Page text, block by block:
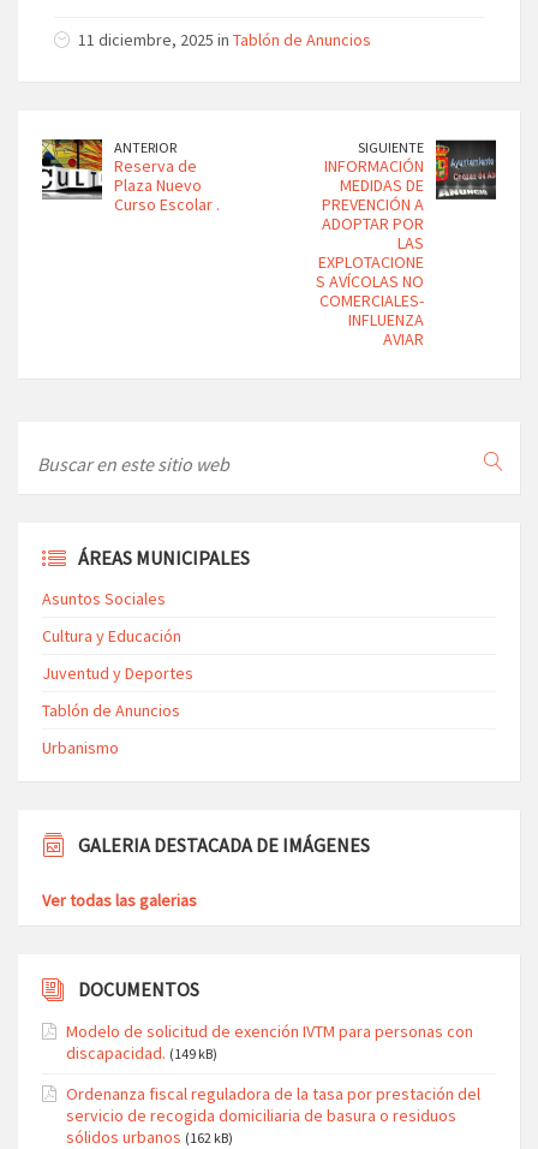
11 diciembre, 2025 in Tablón de Anuncios
ANTERIOR
Reserva de
Plaza Nuevo
Curso Escolar .
SIGUIENTE
INFORMACIÓN
MEDIDAS DE
PREVENCIÓN A
ADOPTAR POR
LAS
EXPLOTACIONE
S AVÍCOLAS NO
COMERCIALES-
INFLUENZA
AVIAR
ÁREAS MUNICIPALES
Asuntos Sociales
Cultura y Educación
Juventud y Deportes
Tablón de Anuncios
Urbanismo
GALERIA DESTACADA DE IMÁGENES
Ver todas las galerias
DOCUMENTOS
Modelo de solicitud de exención IVTM para personas con
discapacidad. (149 kB)
Ordenanza fiscal reguladora de la tasa por prestación del
servicio de recogida domiciliaria de basura o residuos
sólidos urbanos (162 kB)